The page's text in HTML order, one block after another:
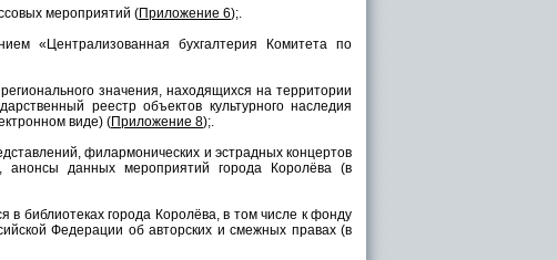
мероприятий (Приложение 6);.
«Централизованная бухгалтерия Комитета по
значения, находящихся на территории
реестр объектов культурного наследия
виде) (Приложение 8);.
филармонических и эстрадных концертов
анонсы данных мероприятий города Королёва (в
библиотеках города Королёва, в том числе к фонду
Федерации об авторских и смежных правах (в